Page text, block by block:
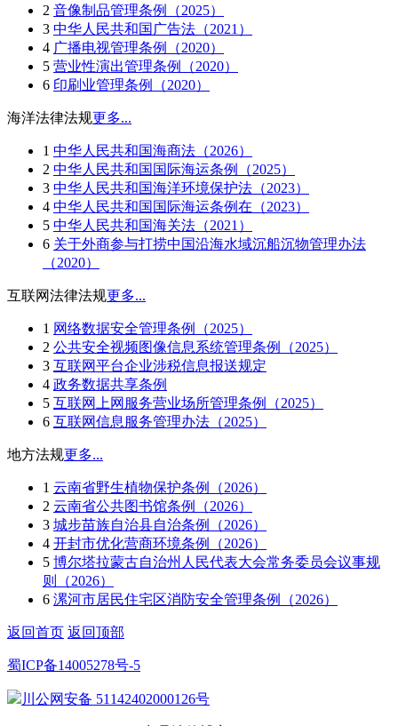
2 音像制品管理条例（2025）
3 中华人民共和国广告法（2021）
4 广播电视管理条例（2020）
5 营业性演出管理条例（2020）
6 印刷业管理条例（2020）
海洋法律法规更多...
1 中华人民共和国海商法（2026）
2 中华人民共和国国际海运条例（2025）
3 中华人民共和国海洋环境保护法（2023）
4 中华人民共和国国际海运条例在（2023）
5 中华人民共和国海关法（2021）
6 关于外商参与打捞中国沿海水域沉船沉物管理办法
（2020）
互联网法律法规更多...
1 网络数据安全管理条例（2025）
2 公共安全视频图像信息系统管理条例（2025）
3 互联网平台企业涉税信息报送规定
4 政务数据共享条例
5 互联网上网服务营业场所管理条例（2025）
6 互联网信息服务管理办法（2025）
地方法规更多...
1 云南省野生植物保护条例（2026）
2 云南省公共图书馆条例（2026）
3 城步苗族自治县自治条例（2026）
4 开封市优化营商环境条例（2026）
5 博尔塔拉蒙古自治州人民代表大会常务委员会议事规
则（2026）
6 漯河市居民住宅区消防安全管理条例（2026）
返回首页 返回顶部
蜀ICP备14005278号-5
川公网安备 51142402000126号